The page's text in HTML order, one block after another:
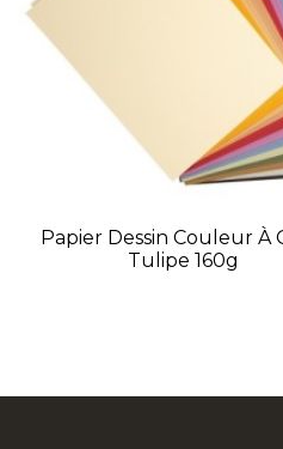
Papier Dessin Couleur À
Tulipe 160g